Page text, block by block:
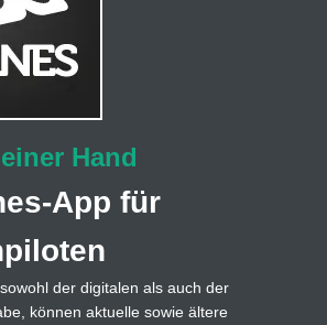
Hand
App für
der digitalen als auch der
können aktuelle sowie ältere